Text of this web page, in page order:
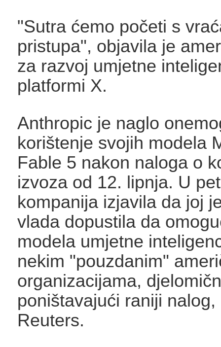
"Sutra ćemo početi s
pristupa", objavila je
za razvoj umjetne
platformi X.
Anthropic je naglo
korištenje svojih modela
Fable 5 nakon naloga o
izvoza od 12. lipnja. U
kompanija izjavila da joj
vlada dopustila da
modela umjetne
nekim "pouzdanim"
organizacijama,
poništavajući raniji nalog,
Reuters.